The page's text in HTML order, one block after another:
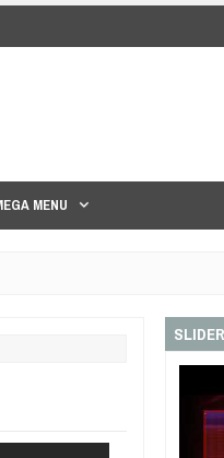
MENU
SLIDER